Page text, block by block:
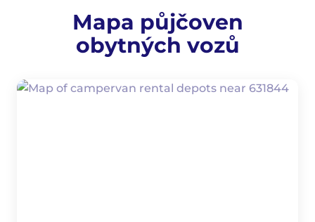
Mapa půjčoven
obytných vozů